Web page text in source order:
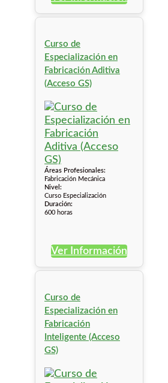
Curso de
Especialización en
Fabricación Aditiva
(Acceso GS)
Áreas Profesionales:
Fabricación Mecánica
Nivel:
Curso Especialización
Duración:
600 horas
Ver Información
Curso de
Especialización en
Fabricación
Inteligente (Acceso
GS)